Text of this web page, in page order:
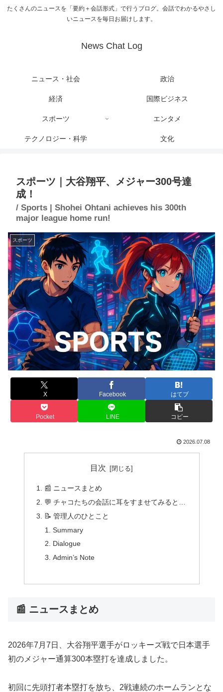
たくさんのニュースを「要約＋会話形式」で行うブログ。会話でわかるやさし
いニュースを毎日お届けします。
News Chat Log
ニュース・社会 政治
経済 国際ビジネス
スポーツ エンタメ
テクノロジー・科学 文化
スポーツ｜大谷翔平、メジャー300号達
成！
/ Sports | Shohei Ohtani achieves his 300th
major league home run!
スポーツ
X Facebook はてブ
Pocket LINE コピー
2026.07.08
目次
📰 ニュースまとめ
💬 チャコたちの会話に耳をすませてみると…
📝 管理人のひとこと
Summary
Dialogue
Admin’s Note
📰 ニュースまとめ
2026年7月7日、大谷翔平選手がロッキーズ戦で日本選手
初のメジャー通算300本塁打を達成しました。
初回に先頭打者本塁打を放ち、2戦連続のホームランとな